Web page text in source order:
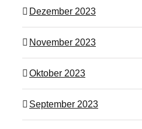
Dezember 2023
November 2023
Oktober 2023
September 2023